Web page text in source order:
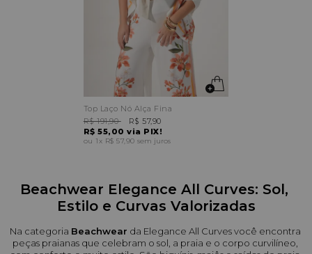
Top Laço Nó Alça Fina
R$ 55,00 via PIX!
R$ 191,90 R$ 57,90
1x R$ 57,90sem juros
Beachwear Elegance All Curves: Sol,
Estilo e Curvas Valorizadas
Na categoria Beachwear da Elegance All Curves você encontra
peças praianas que celebram o sol, a praia e o corpo curvilíneo,